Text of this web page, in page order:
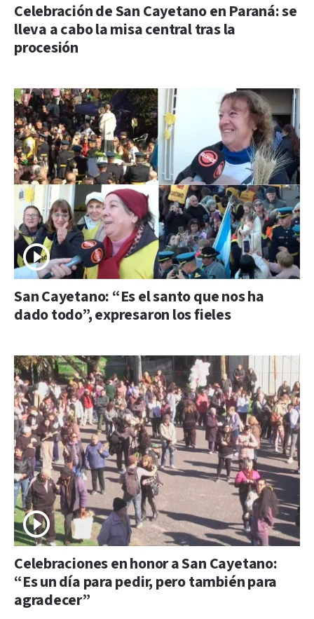
Celebración de San Cayetano en Paraná: se
lleva a cabo la misa central tras la
procesión
San Cayetano: “Es el santo que nos ha
dado todo”, expresaron los fieles
Celebraciones en honor a San Cayetano:
“Es un día para pedir, pero también para
agradecer”